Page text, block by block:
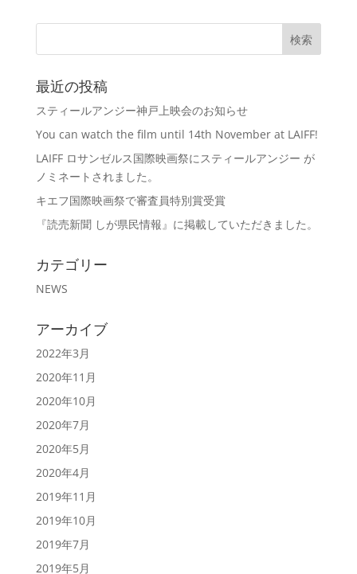
最近の投稿
スティールアンジー神戸上映会のお知らせ
You can watch the film until 14th November at LAIFF!
LAIFF ロサンゼルス国際映画祭にスティールアンジー が
ノミネートされました。
キエフ国際映画祭で審査員特別賞受賞
『読売新聞 しが県民情報』に掲載していただきました。
カテゴリー
NEWS
アーカイブ
2022年3月
2020年11月
2020年10月
2020年7月
2020年5月
2020年4月
2019年11月
2019年10月
2019年7月
2019年5月